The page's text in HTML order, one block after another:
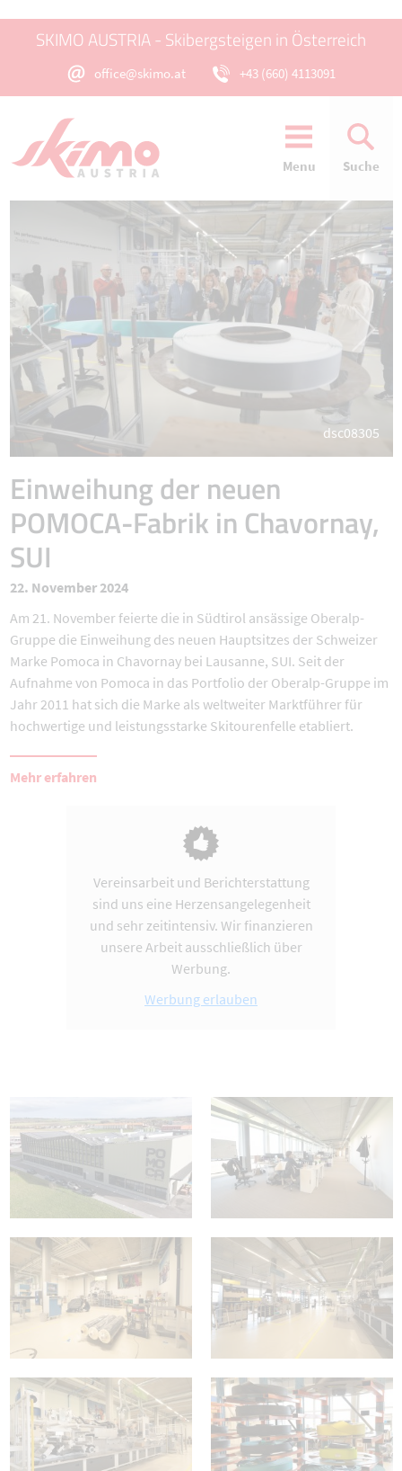
SKIMO AUSTRIA - Skibergsteigen in Österreich
office@skimo.at +43 (660) 4113091
Menu Suche
dsc08305
Einweihung der neuen
POMOCA-Fabrik in Chavornay,
SUI
22. November 2024
Am 21. November feierte die in Südtirol ansässige Oberalp-
Gruppe die Einweihung des neuen Hauptsitzes der Schweizer
Marke Pomoca in Chavornay bei Lausanne, SUI. Seit der
Aufnahme von Pomoca in das Portfolio der Oberalp-Gruppe im
Jahr 2011 hat sich die Marke als weltweiter Marktführer für
hochwertige und leistungsstarke Skitourenfelle etabliert.
Mehr erfahren
Vereinsarbeit und Berichterstattung
sind uns eine Herzensangelegenheit
und sehr zeitintensiv. Wir finanzieren
unsere Arbeit ausschließlich über
Werbung.
Werbung erlauben